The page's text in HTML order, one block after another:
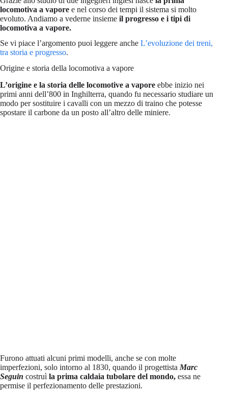
locomotiva a vapore e nel corso dei tempi il sistema si molto
evoluto. Andiamo a vederne insieme il progresso e i tipi di
locomotiva a vapore.
Se vi piace l’argomento puoi leggere anche L’evoluzione dei treni,
tra storia e progresso.
Origine e storia della locomotiva a vapore
L’origine e la storia delle locomotive a vapore ebbe inizio nei
primi anni dell’800 in Inghilterra, quando fu necessario studiare un
modo per sostituire i cavalli con un mezzo di traino che potesse
spostare il carbone da un posto all’altro delle miniere.
Furono attuati alcuni primi modelli, anche se con molte
imperfezioni, solo intorno al 1830, quando il progettista Marc
Seguin costruì la prima caldaia tubolare del mondo, essa ne
permise il perfezionamento delle prestazioni.